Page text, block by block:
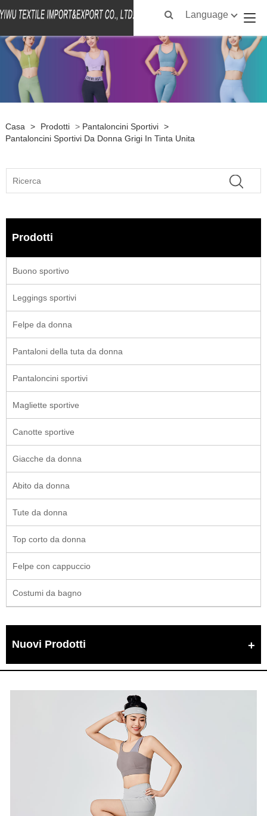
Language
Casa > Prodotti > Pantaloncini Sportivi >
Pantaloncini Sportivi Da Donna Grigi In Tinta Unita
Prodotti
Buono sportivo
Leggings sportivi
Felpe da donna
Pantaloni della tuta da donna
Pantaloncini sportivi
Magliette sportive
Canotte sportive
Giacche da donna
Abito da donna
Tute da donna
Top corto da donna
Felpe con cappuccio
Costumi da bagno
Nuovi Prodotti